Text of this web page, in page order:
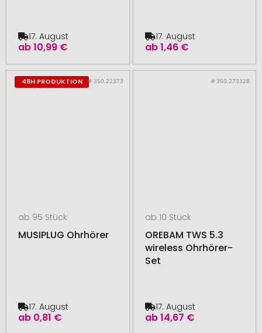
ab10,99 €
17. August
ab1,46 €
17. August
48H PRODUKTION # 350.22373
ab 95 Stück
MUSIPLUG Ohrhörer
ab 0,81 €
17. August
# 350.273328
ab 10 Stück
OREBAM TWS 5.3
wireless Ohrhörer-
Set
ab14,67 €
17. August